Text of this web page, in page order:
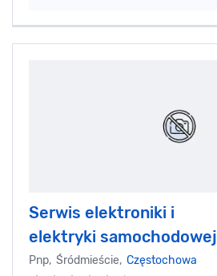
Serwis elektroniki i
elektryki samochodowej
Pnp, Śródmieście, Częstochowa